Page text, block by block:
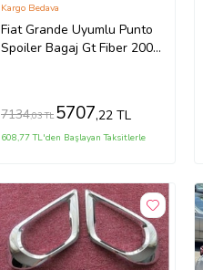
Fiat Grande Uyumlu Punto
Spoiler Bagaj Gt Fiber 2005-
Kargo Bedava
7134,03 TL 5707,22 TL
608,77 TL'den Başlayan Taksitlerle